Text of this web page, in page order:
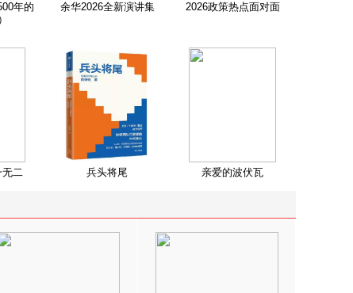
年的
余华2026全新演讲集 2026政策热点面对面
无二 兵头将尾 亲爱的波伏瓦